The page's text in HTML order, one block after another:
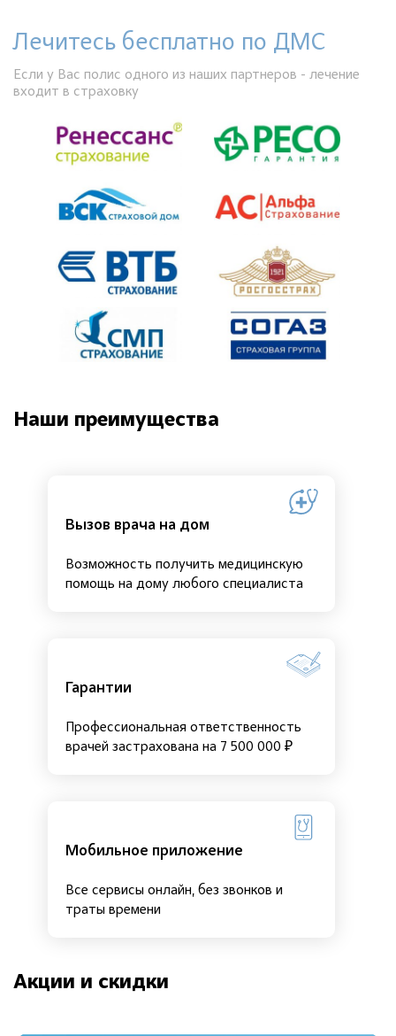
Лечитесь бесплатно по ДМС
Если у Вас полис одного из наших партнеров - лечение
входит в страховку
Наши преимущества
Вызов врача на дом
Возможность получить медицинскую
помощь на дому любого специалиста
Гарантии
Профессиональная ответственность
врачей застрахована на 7 500 000 ₽
Мобильное приложение
Все сервисы онлайн, без звонков и
траты времени
Акции и скидки